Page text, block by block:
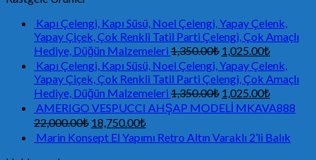
Kapı Çelengi, Kapı Süsü, Noel Çelengi, Yapay Çelenk,
Yapay Çiçek, Çok Renkli Tatil Parti Çelengi, Çok Amaçlı
Hediye, Düğün Malzemeleri 1,350.00₺ 1,025.00₺
Kapı Çelengi, Kapı Süsü, Noel Çelengi, Yapay Çelenk,
Yapay Çiçek, Çok Renkli Tatil Parti Çelengi, Çok Amaçlı
Hediye, Düğün Malzemeleri 1,350.00₺ 1,025.00₺
AMERIGO VESPUCCI AHŞAP MODELİ MKAVA888
22,000.00₺ 18,750.00₺
Marin Konsept El Yapımı Retro Altın Varaklı 2’li Balık